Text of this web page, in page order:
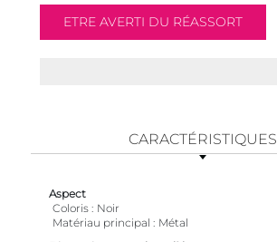
CARACTÉRISTIQUES
Aspect
Coloris
Noir
Matériau principal
Métal